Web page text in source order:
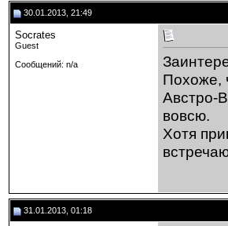
30.01.2013, 21:49
Socrates
Guest
Сообщений: n/a
Похоже,
Австро-
вовсю.
Хотя
31.01.2013, 01:18